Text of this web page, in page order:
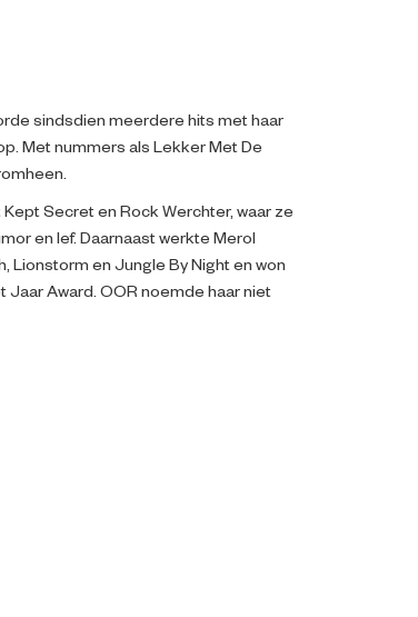
sindsdien meerdere hits met haar
Met nummers als Lekker Met De
Secret en Rock Werchter, waar ze
en lef. Daarnaast werkte Merol
Lionstorm en Jungle By Night en won
Jaar Award. OOR noemde haar niet